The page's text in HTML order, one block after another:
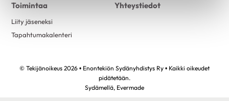
Toimintaa
Liity jäseneksi
Tapahtumakalenteri
Yhteystiedot
© Tekijänoikeus 2026 • Enontekiön Sydänyhdistys Ry • Kaikki oikeudet
pidätetään.
Sydämellä, Evermade